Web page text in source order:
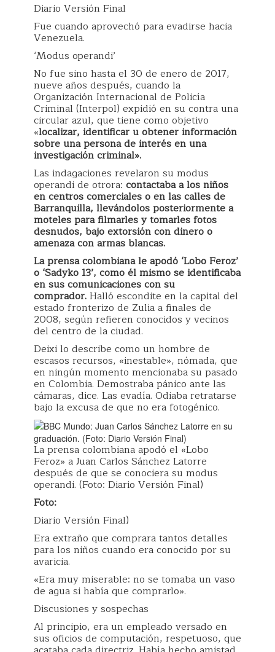
Diario Versión Final
Fue cuando aprovechó para evadirse hacia
Venezuela.
‘Modus operandi’
No fue sino hasta el 30 de enero de 2017,
nueve años después, cuando la
Organización Internacional de Policía
Criminal (Interpol) expidió en su contra una
circular azul, que tiene como objetivo
«localizar, identificar u obtener información
sobre una persona de interés en una
investigación criminal».
Las indagaciones revelaron su modus
operandi de otrora: contactaba a los niños
en centros comerciales o en las calles de
Barranquilla, llevándolos posteriormente a
moteles para filmarles y tomarles fotos
desnudos, bajo extorsión con dinero o
amenaza con armas blancas.
La prensa colombiana le apodó ‘Lobo Feroz’
o ‘Sadyko 13’, como él mismo se identificaba
en sus comunicaciones con su
comprador.Halló escondite en la capital del
estado fronterizo de Zulia a finales de
2008, según refieren conocidos y vecinos
del centro de la ciudad.
Deixi lo describe como un hombre de
escasos recursos, «inestable», nómada, que
en ningún momento mencionaba su pasado
en Colombia. Demostraba pánico ante las
cámaras, dice. Las evadía. Odiaba retratarse
bajo la excusa de que no era fotogénico.
La prensa colombiana apodó el «Lobo
Feroz» a Juan Carlos Sánchez Latorre
después de que se conociera su modus
operandi. (Foto: Diario Versión Final)
Foto:
Diario Versión Final)
Era extraño que comprara tantos detalles
para los niños cuando era conocido por su
avaricia.
«Era muy miserable: no se tomaba un vaso
de agua si había que comprarlo».
Discusiones y sospechas
Al principio, era un empleado versado en
sus oficios de computación, respetuoso, que